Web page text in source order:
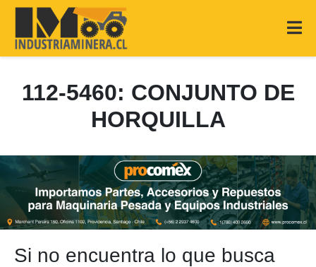
112-5460: CONJUNTO DE
HORQUILLA
Si no encuentra lo que busca